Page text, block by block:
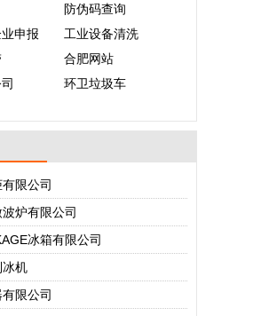
防伪码查询
申报
工业设备清洗
合肥网站
环卫垃圾车
限公司
炉有限公司
冰箱有限公司
冰机
限公司